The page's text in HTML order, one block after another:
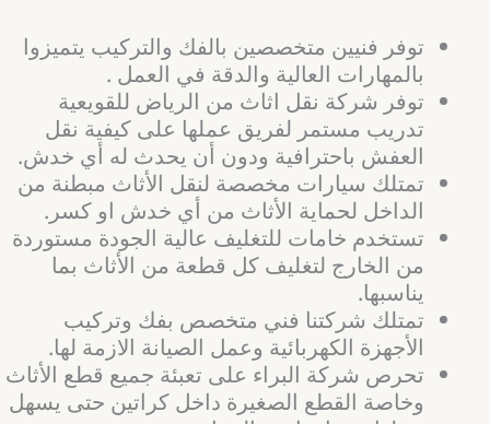
توفر فنيين متخصصين بالفك والتركيب يتميزوا
بالمهارات العالية والدقة في العمل .
توفر شركة نقل اثاث من الرياض للقويعية
تدريب مستمر لفريق عملها على كيفية نقل
العفش باحترافية ودون أن يحدث له أي خدش.
تمتلك سيارات مخصصة لنقل الأثاث مبطنة من
الداخل لحماية الأثاث من أي خدش او كسر.
تستخدم خامات للتغليف عالية الجودة مستوردة
من الخارج لتغليف كل قطعة من الأثاث بما
يناسبها.
تمتلك شركتنا فني متخصص بفك وتركيب
الأجهزة الكهربائية وعمل الصيانة الازمة لها.
تحرص شركة البراء على تعبئة جميع قطع الأثاث
وخاصة القطع الصغيرة داخل كراتين حتى يسهل